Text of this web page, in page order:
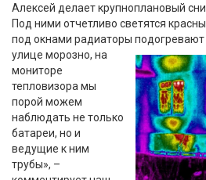
Алексей делает крупноплановый
Под ними отчетливо светятся
под окнами радиаторы подогревают
улице морозно, на
мониторе
тепловизора мы
порой можем
наблюдать не только
батареи, но и
ведущие к ним
трубы», –